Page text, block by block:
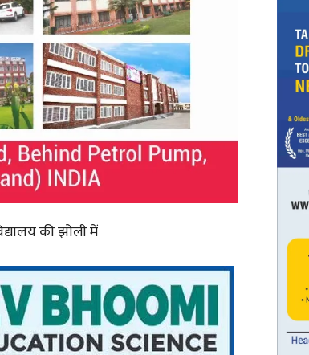
की झोली में